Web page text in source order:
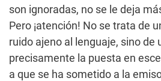
son ignoradas, no se le deja
Pero ¡atención! No se trata de
ruido ajeno al lenguaje, sino de
precisamente la puesta en
a que se ha sometido a la